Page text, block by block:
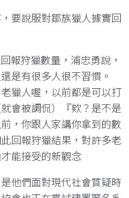
要說服對鄒族獵人據實回
報狩獵數量，浦忠勇說，
是有很多人很不習慣。
獵人喔，以前都是可以打
會被調侃）『欸？是不是
，你跟人家講你拿到的數
回報狩獵結果，對許多老
能接受的新觀念
他們面對現代社會質疑時